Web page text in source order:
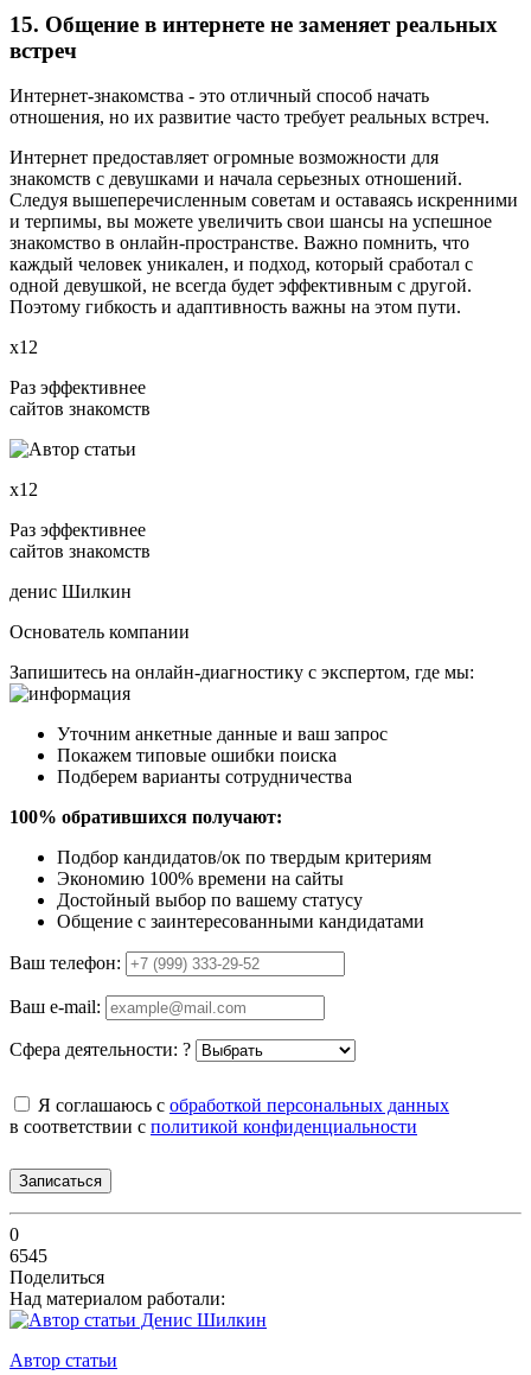
15. Общение в интернете не заменяет реальных
встреч
Интернет-знакомства - это отличный способ начать
отношения, но их развитие часто требует реальных встреч.
Интернет предоставляет огромные возможности для
знакомств с девушками и начала серьезных отношений.
Следуя вышеперечисленным советам и оставаясь искренними
и терпимы, вы можете увеличить свои шансы на успешное
знакомство в онлайн-пространстве. Важно помнить, что
каждый человек уникален, и подход, который сработал с
одной девушкой, не всегда будет эффективным с другой.
Поэтому гибкость и адаптивность важны на этом пути.
х12
Раз эффективнее
сайтов знакомств
х12
Раз эффективнее
сайтов знакомств
денис Шилкин
Основатель компании
Запишитесь на онлайн-диагностику с экспертом, где мы:
Уточним анкетные данные и ваш запрос
Покажем типовые ошибки поиска
Подберем варианты сотрудничества
100% обратившихся получают:
Подбор кандидатов/ок по твердым критериям
Экономию 100% времени на сайты
Достойный выбор по вашему статусу
Общение с заинтересованными кандидатами
Ваш телефон:
Ваш e-mail:
Сфера деятельности: ?
Я соглашаюсь с обработкой персональных данных
в соответствии с политикой конфиденциальности
Записаться
0
6545
Поделиться
Над материалом работали:
Автор статьи